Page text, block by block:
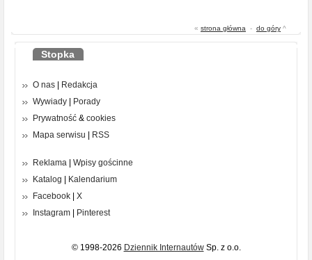
« strona główna - do góry ^
Stopka
O nas
Redakcja
Wywiady
Porady
Prywatność & cookies
Mapa serwisu
RSS
Reklama
Wpisy gościnne
Katalog
Kalendarium
Facebook
X
Instagram
Pinterest
© 1998-2026 Dziennik InternautówSp. z o.o.